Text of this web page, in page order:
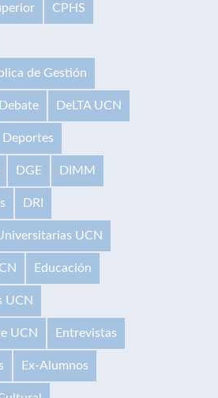
CPHS
de Gestión
Debate DeLTA UCN
Deportes
DGE DIMM
DRI
UCN
Educación
UCN
UCN Entrevistas
Ex-Alumnos